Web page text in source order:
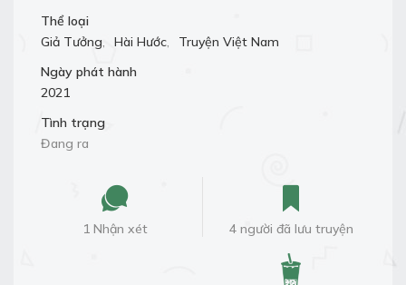
Thể loại
Giả Tưởng, Hài Hước,
Truyện Việt Nam
Ngày phát hành
2021
Tình trạng
Đang ra
1 Nhận xét 4 người đã lưu truyện